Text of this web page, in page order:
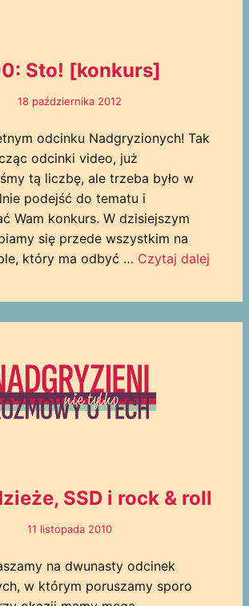
Sto! [konkurs]
18 października 2012
odcinku Nadgryzionych! Tak
odcinki video, już
tą liczbę, ale trzeba było w
podejść do tematu i
Wam konkurs. W dzisiejszym
się przede wszystkim na
który ma odbyć … Czytaj dalej
SSD i rock & roll
11 listopada 2010
na dwunasty odcinek
w którym poruszamy sporo